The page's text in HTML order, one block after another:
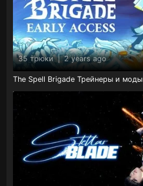
35 трюки | 2 years ago
The Spell Brigade Трейнеры и моды